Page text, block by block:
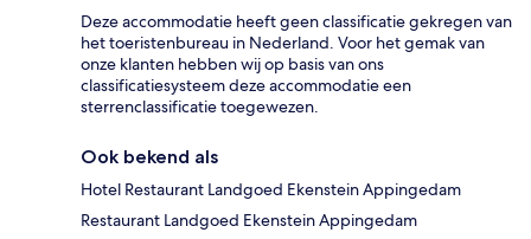
Deze accommodatie heeft geen classificatie gekregen van
het toeristenbureau in Nederland. Voor het gemak van
onze klanten hebben wij op basis van ons
classificatiesysteem deze accommodatie een
sterrenclassificatie toegewezen.
Ook bekend als
Hotel Restaurant Landgoed Ekenstein Appingedam
Restaurant Landgoed Ekenstein Appingedam